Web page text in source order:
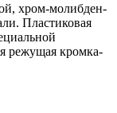
хром-молибден-
Пластиковая
режущая кромка-